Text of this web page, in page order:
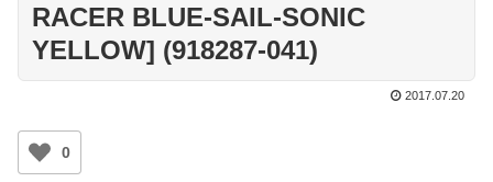
RACER BLUE-SAIL-SONIC
YELLOW] (918287-041)
2017.07.20
0